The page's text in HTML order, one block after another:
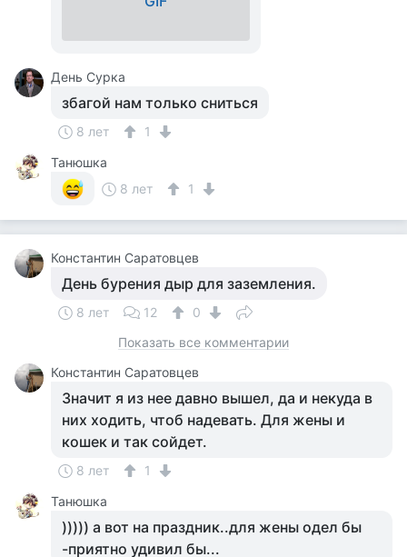
День Сурка
збагой нам только сниться
8 лет
1
Танюшка
8 лет
1
Константин Саратовцев
День бурения дыр для заземления.
8 лет 12
0
Показать все комментарии
Константин Саратовцев
Значит я из нее давно вышел, да и некуда в
них ходить, чтоб надевать. Для жены и
кошек и так сойдет.
8 лет
1
Танюшка
))))) а вот на праздник..для жены одел бы
-приятно удивил бы...